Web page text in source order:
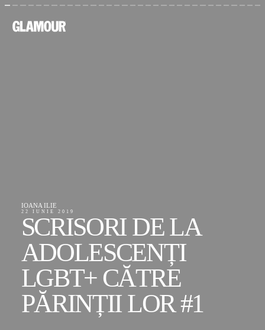
IOANA ILIE
22 IUNIE 2019
SCRISORI DE LA
ADOLESCENȚI
LGBT+ CĂTRE
PĂRINȚII LOR #1